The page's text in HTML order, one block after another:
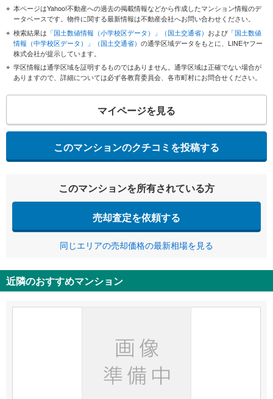
本ページはYahoo!不動産への過去の掲載情報などから作成したマンション情報のデ
ータベースです。物件に関する最新情報は不動産会社へお問い合わせください。
検索結果は 「国土数値情報（小学校区データ）」（国土交通省） および 「国土数値
情報（中学校区データ）」（国土交通省） の通学区域データをもとに、LINEヤフー
株式会社が提示しています。
学区情報は通学区域を証明するものではありません。通学区域は正確でない場合が
ありますので、詳細については必ず各教育委員会、各市町村にお問合せください。
マイページを見る
このマンションのクチコミを投稿する
このマンションを所有されている方
売却査定を依頼する
同じエリアの売却価格の最新相場を見る
近隣のおすすめマンション